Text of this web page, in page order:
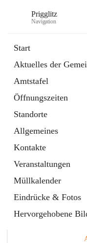
Prigglitz
Navigation
Start
Aktuelles der
Amtstafel
Öffnungszeiten
Standorte
Allgemeines
Kontakte
Veranstaltungen
Müllkalender
Eindrücke & Fotos
Hervorgehobene
Externe Webseite
in
Tab
Gemeindezeitung
Ordner
öffnet
in
neuem
Tab